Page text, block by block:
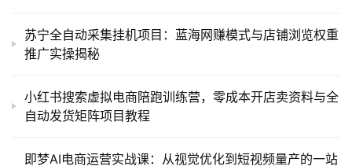
苏宁全自动采集挂机项目：蓝海网赚模式与店铺浏览权重
推广实操揭秘
小红书搜索虚拟电商陪跑训练营，零成本开店卖资料与全
自动发货矩阵项目教程
即梦AI电商运营实战课：从视觉优化到短视频量产的一站